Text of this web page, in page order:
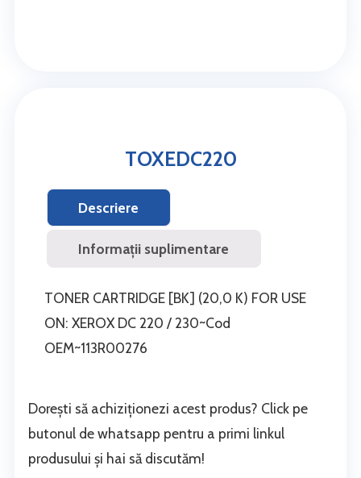
TOXEDC220
Descriere
Informații suplimentare
TONER CARTRIDGE [BK] (20,0 K) FOR USE
ON: XEROX DC 220 / 230~Cod
OEM~113R00276
Dorești să achiziționezi acest produs? Click pe
butonul de whatsapp pentru a primi linkul
produsului și hai să discutăm!